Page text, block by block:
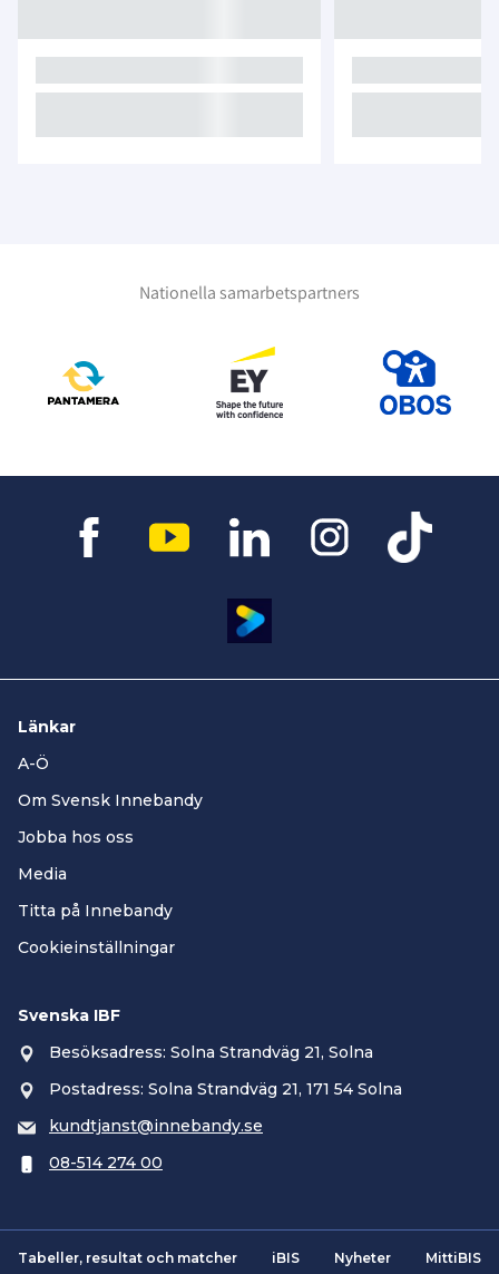
Nationella samarbetspartners
Länkar
A-Ö
Om Svensk Innebandy
Jobba hos oss
Media
Titta på Innebandy
Cookieinställningar
Svenska IBF
Besöksadress: Solna Strandväg 21, Solna
Postadress: Solna Strandväg 21, 171 54 Solna
kundtjanst@innebandy.se
08-514 274 00
Tabeller, resultat och matcher iBIS Nyheter MittiBIS